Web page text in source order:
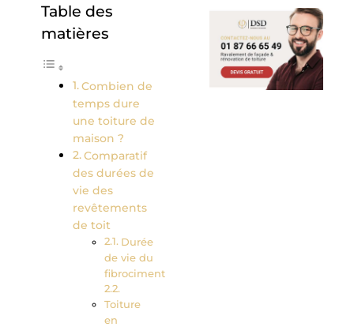
Table des
matières
Combien de
temps dure
une toiture de
maison ?
Comparatif
des durées de
vie des
revêtements
de toit
Durée
de vie du
fibrociment
Toiture
en